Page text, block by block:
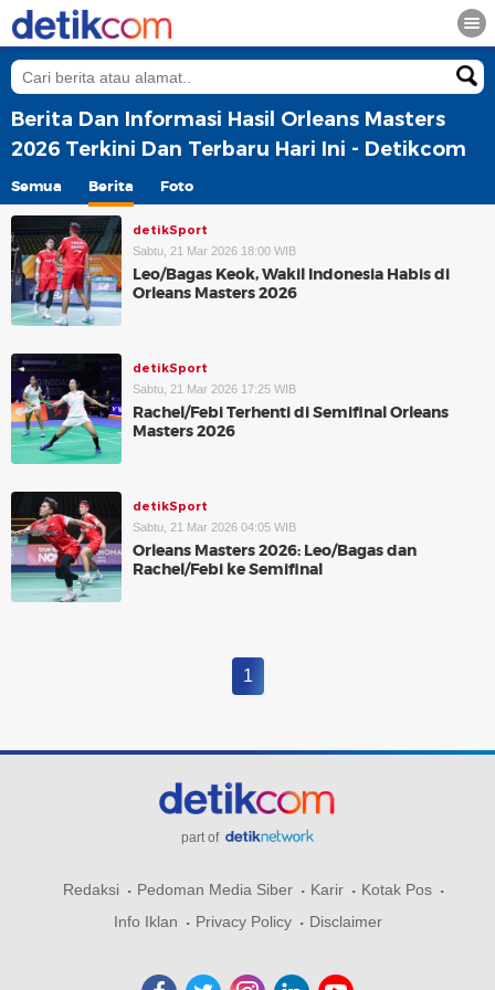
Berita Dan Informasi Hasil Orleans Masters
2026 Terkini Dan Terbaru Hari Ini - Detikcom
Semua Berita Foto
detikSport
Sabtu, 21 Mar 2026 18:00 WIB
Leo/Bagas Keok, Wakil Indonesia Habis di
Orleans Masters 2026
detikSport
Sabtu, 21 Mar 2026 17:25 WIB
Rachel/Febi Terhenti di Semifinal Orleans
Masters 2026
detikSport
Sabtu, 21 Mar 2026 04:05 WIB
Orleans Masters 2026: Leo/Bagas dan
Rachel/Febi ke Semifinal
1
part of
Redaksi Pedoman Media Siber Karir
Kotak Pos
Info Iklan
Privacy Policy Disclaimer